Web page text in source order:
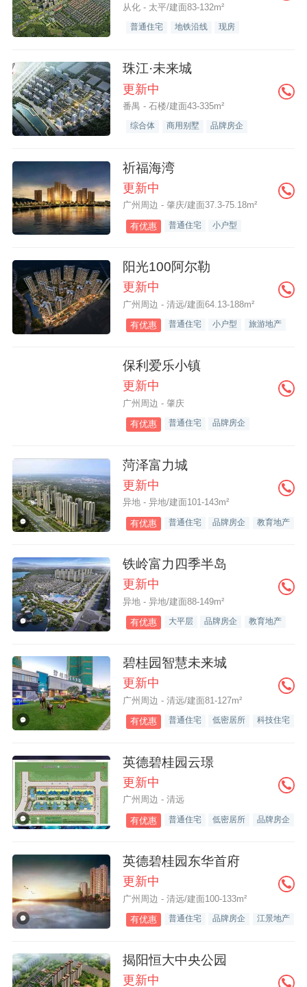
从化 - 太平/建面83-132m²
普通住宅 地铁沿线 现房
珠江·未来城
更新中
番禺 - 石楼/建面43-335m²
综合体 商用别墅 品牌房企
祈福海湾
更新中
广州周边 - 肇庆/建面37.3-75.18m²
有优惠 普通住宅 小户型
阳光100阿尔勒
更新中
广州周边 - 清远/建面64.13-188m²
有优惠 普通住宅 小户型 旅游地产
保利爱乐小镇
更新中
广州周边 - 肇庆
有优惠 普通住宅 品牌房企
菏泽富力城
更新中
异地 - 异地/建面101-143m²
有优惠 普通住宅 品牌房企 教育地产
铁岭富力四季半岛
更新中
异地 - 异地/建面88-149m²
有优惠 大平层 品牌房企 教育地产
碧桂园智慧未来城
更新中
广州周边 - 清远/建面81-127m²
有优惠 普通住宅 低密居所 科技住宅
英德碧桂园云璟
更新中
广州周边 - 清远
有优惠 普通住宅 低密居所 品牌房企
英德碧桂园东华首府
更新中
广州周边 - 清远/建面100-133m²
有优惠 普通住宅 品牌房企 江景地产
揭阳恒大中央公园
更新中